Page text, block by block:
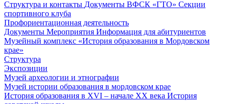
Структура и контакты Документы ВФСК «ГТО» Секции
спортивного клуба
Профориентационная деятельность
Документы Мероприятия Информация для абитуриентов
Музейный комплекс «История образования в Мордовском
крае»
Структура
Экспозиции
Музей археологии и этнографии
Музей истории образования в мордовском крае
История образования в XVI – начале XX века История